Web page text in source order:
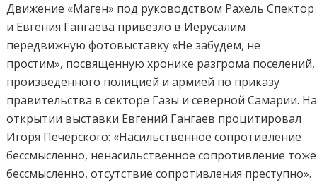
Движение «Маген» под руководством Рахель Спектор
и Евгения Гангаева привезло в Иерусалим
передвижную фотовыставку «Не забудем, не
простим», посвященную хронике разгрома поселений,
произведенного полицией и армией по приказу
правительства в секторе Газы и северной Самарии. На
открытии выставки Евгений Гангаев процитировал
Игоря Печерского: «Насильственное сопротивление
бессмысленно, ненасильственное сопротивление тоже
бессмысленно, отсутствие сопротивления преступно».